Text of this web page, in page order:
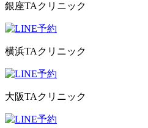
銀座TAクリニック
横浜TAクリニック
大阪TAクリニック